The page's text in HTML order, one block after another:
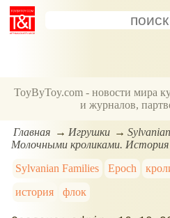
ToyByToy.com - новости мира
и журналов,
Главная Игрушки
Молочными кроликами. История
Sylvanian Families
Epoch
история
флок